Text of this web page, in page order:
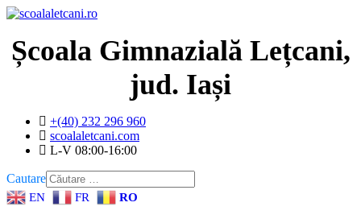
Școala Gimnazială Lețcani,
jud. Iași
+(40) 232 296 960
scoalaletcani.com
L-V 08:00-16:00
Cautare
EN FR RO
Year
Month
Year
Month